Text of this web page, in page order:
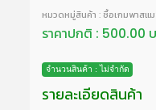
หมวดหมู่สินค้า : ซื้อเกมพาส
ราคาปกติ : 500.00
จำนวนสินค้า : ไม่จำกัด
รายละเอียดสินค้า